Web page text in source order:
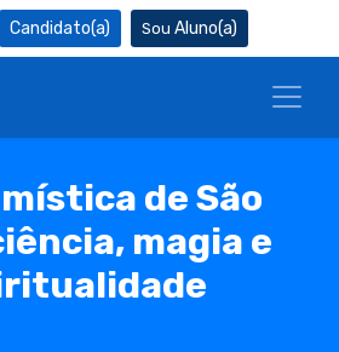
Candidato(a) Aluno(a)
de São
magia e